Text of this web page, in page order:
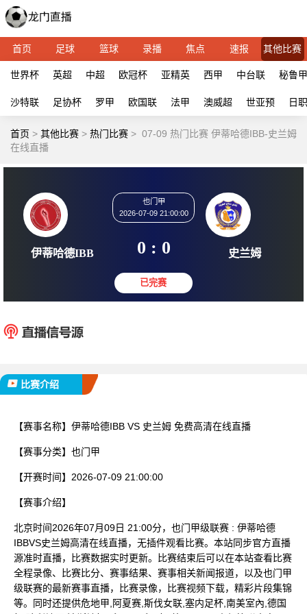
首页 足球 篮球 录播 焦点 速报 其他比赛
世界杯 英超 中超 欧冠杯 亚精英 西甲 中台联 秘鲁甲
沙特联 足协杯 罗甲 欧国联 法甲 澳威超 世亚预 日
首页 > 其他比赛 > 热门比赛 > 07-09 热门比赛 伊蒂哈德IBB-史兰姆
在线直播
2026-07-09 21:00:00
0 : 0
比赛介绍
【赛事名称】 伊蒂哈德IBB VS 史兰姆 免费高清在线直播
【赛事分类】 也门甲
【开赛时间】 2026-07-09 21:00:00
【赛事介绍】
北京时间2026年07月09日 21:00分，也门甲级联赛 : 伊蒂哈德
IBBVS史兰姆高清在线直播，无插件观看比赛。本站同步官方直播
源准时直播，比赛数据实时更新。比赛结束后可以在本站查看比赛
全程录像、比赛比分、赛事结果、赛事相关新闻报道，以及也门甲
级联赛的最新赛事直播，比赛录像，比赛视频下载，精彩片段集锦
等。同时还提供危地甲,阿夏赛,斯伐女联,塞内足杯,南美室內,德国